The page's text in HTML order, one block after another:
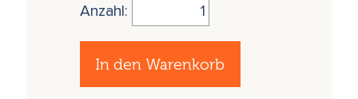
Anzahl:
In den Warenkorb